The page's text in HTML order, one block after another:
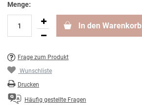
Menge:
In den Warenkorb
Frage zum Produkt
Wunschliste
Drucken
Häufig gestellte Fragen